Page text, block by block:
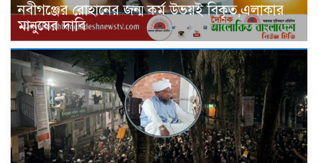
নবীগঞ্জের রোহানের জন্ম কর্ম উভয়ই বিকৃত,এলাকার
মানুষের দাবি